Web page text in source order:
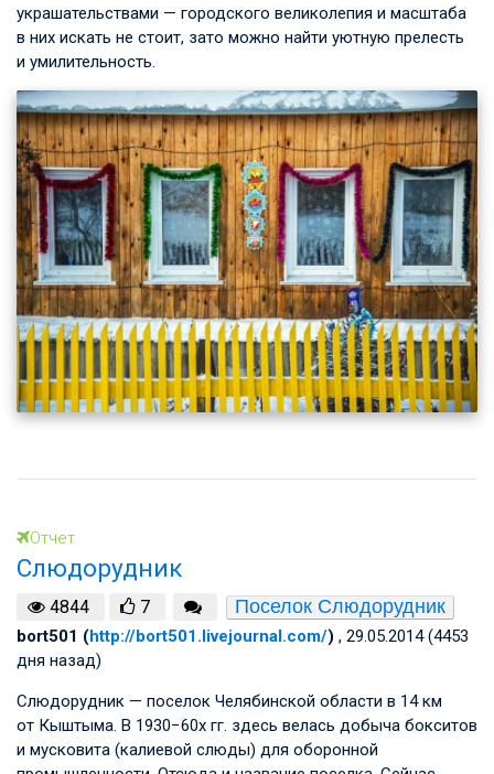
украшательствами — городского великолепия и масштаба
в них искать не стоит, зато можно найти уютную прелесть
и умилительность.
Отчет
Слюдорудник
4844 7 Поселок Слюдорудник
bort501 (http://bort501.livejournal.com/) , 29.05.2014 (4453
дня назад)
Слюдорудник — поселок Челябинской области в 14 км
от Кыштыма. В 1930−60х гг. здесь велась добыча бокситов
и мусковита (калиевой слюды) для оборонной